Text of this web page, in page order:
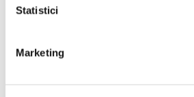
Statistici
Marketing
antichi e di arredi contemporanei,
motivo in più, quindi, per visitare il
I soci